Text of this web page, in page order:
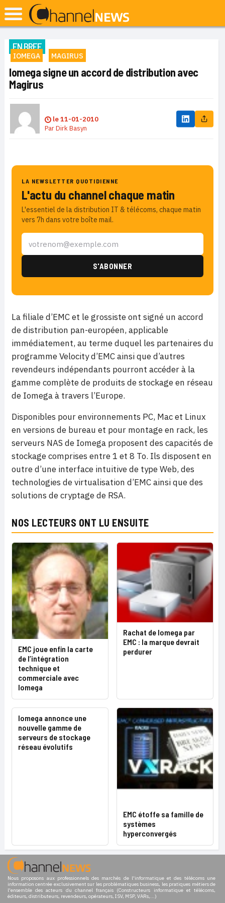
EN BREF
IOMEGA MAGIRUS
Iomega signe un accord de distribution avec
Magirus
le11-01-2010
ParDirk Basyn
LA NEWSLETTER QUOTIDIENNE
L'actu du channel chaque matin
L'essentiel de la distribution IT & télécoms, chaque matin
vers 7h dans votre boîte mail.
La filiale d’EMC et le grossiste ont signé un accord
de distribution pan-européen, applicable
immédiatement, au terme duquel les partenaires du
programme Velocity d’EMC ainsi que d’autres
revendeurs indépendants pourront accéder à la
gamme complète de produits de stockage en réseau
de Iomega à travers l’Europe.
Disponibles pour environnements PC, Mac et Linux
en versions de bureau et pour montage en rack, les
serveurs NAS de Iomega proposent des capacités de
stockage comprises entre 1 et 8 To. Ils disposent en
outre d’une interface intuitive de type Web, des
technologies de virtualisation d’EMC ainsi que des
solutions de cryptage de RSA.
NOS LECTEURS ONT LU ENSUITE
EMC joue enfin la carte
de l’intégration
technique et
commerciale avec
Iomega
Rachat de Iomega par
EMC : la marque devrait
perdurer
Iomega annonce une
nouvelle gamme de
serveurs de stockage
réseau évolutifs
EMC étoffe sa famille de
systèmes
hyperconvergés
Nous proposons aux professionnels des marchés de l'informatique et des télécoms une
information centrée exclusivement sur les problématiques business, les pratiques métiers de
l'ensemble des acteurs du channel français (Constructeurs informatique et télécoms,
éditeurs, distributeurs, revendeurs, opérateurs, ISV, MSP, VARs,...)